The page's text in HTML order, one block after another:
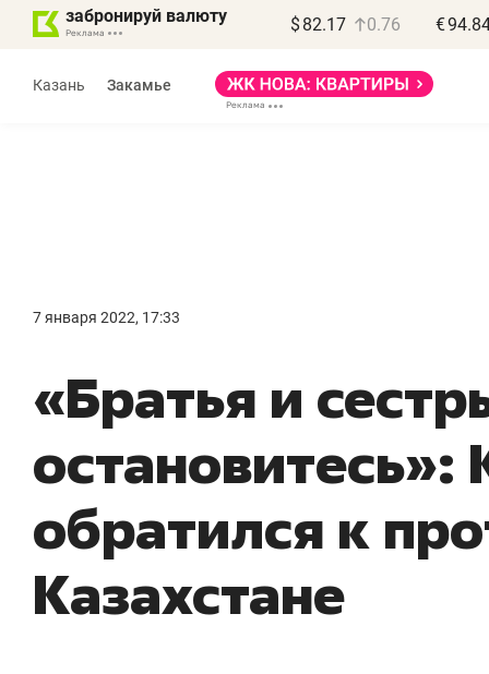
забронируй валюту $ 82.17 0.76 €
Казань Закамье
7 января 2022, 17:33
«Братья и
обратился к
Казахстане
правил, бизнес может
потерять минимум
Как бизнесу выйти на зарубежные
чем интересен Оман?